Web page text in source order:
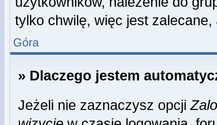
tylko chwilę, więc jest zalecane,
Góra
» Dlaczego jestem
Jeżeli nie zaznaczysz opcji